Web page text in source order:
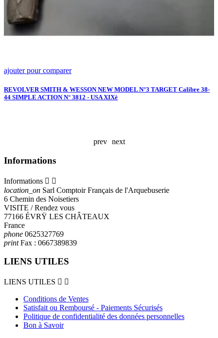
ajouter pour comparer
REVOLVER SMITH & WESSON NEW MODEL N°3 TARGET Calibre 38-
44 SIMPLE ACTION N° 3812 - USA XIXè
prev
next
Informations
Informations  
location_on Sarl Comptoir Français de l'Arquebuserie
6 Chemin des Noisetiers
VISITE / Rendez vous
77166 ÉVRŸ LES CHÂTEAUX
France
phone 0625327769
printFax : 0667389839
LIENS UTILES
LIENS UTILES  
Conditions de Ventes
Satisfait ou Remboursé - Paiements Sécurisés
Politique de confidentialité des données personnelles
Bon à Savoir